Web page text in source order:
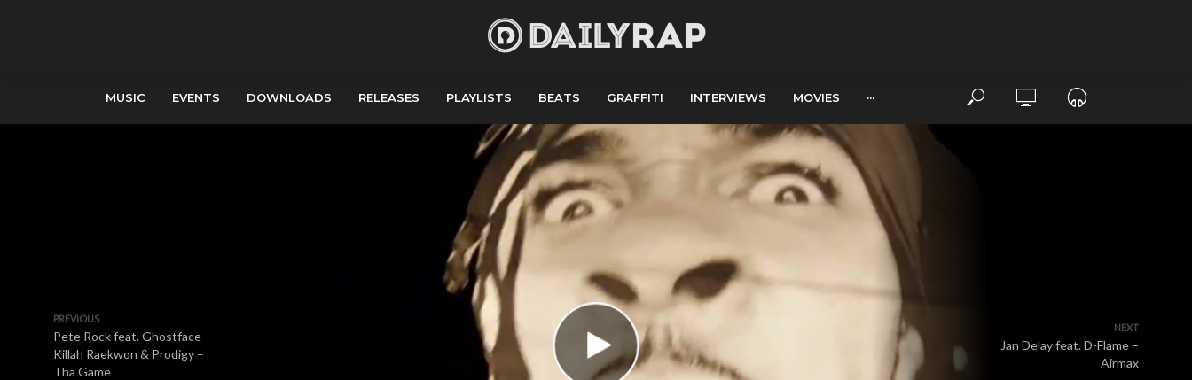
MUSIC EVENTS DOWNLOADS RELEASES PLAYLISTS BEATS GRAFFITI INTERVIEWS MOVIES ···
PREVIOUS
Pete Rock feat. Ghostface
Killah Raekwon & Prodigy –
Tha Game
NEXT
Jan Delay feat. D-Flame –
Airmax